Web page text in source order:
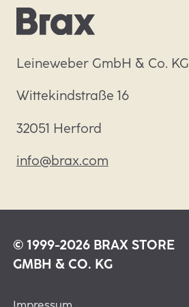
Leineweber GmbH & Co. KG
Wittekindstraße 16
32051 Herford
info@brax.com
© 1999-2026 BRAX STORE
GMBH & CO. KG